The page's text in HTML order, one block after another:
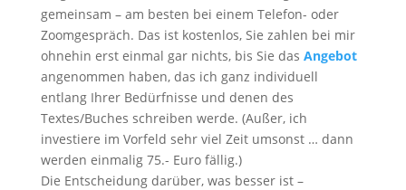
gemeinsam – am besten bei einem Telefon- oder
Zoomgespräch. Das ist kostenlos, Sie zahlen bei mir
ohnehin erst einmal gar nichts, bis Sie das Angebot
angenommen haben, das ich ganz individuell
entlang Ihrer Bedürfnisse und denen des
Textes/Buches schreiben werde. (Außer, ich
investiere im Vorfeld sehr viel Zeit umsonst … dann
werden einmalig 75.- Euro fällig.)
Die Entscheidung darüber, was besser ist –